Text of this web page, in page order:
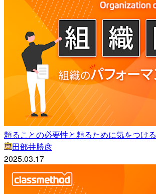
頼ることの必要性と頼るために気をつけ
田部井勝彦
2025.03.17